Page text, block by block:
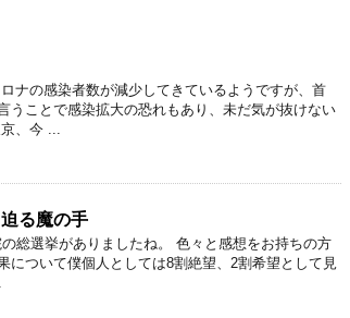
ナの感染者数が減少してきているようですが、首
うことで感染拡大の恐れもあり、未だ気が抜けない
、今 ...
る魔の手
総選挙がありましたね。 色々と感想をお持ちの方
について僕個人としては8割絶望、2割希望として見